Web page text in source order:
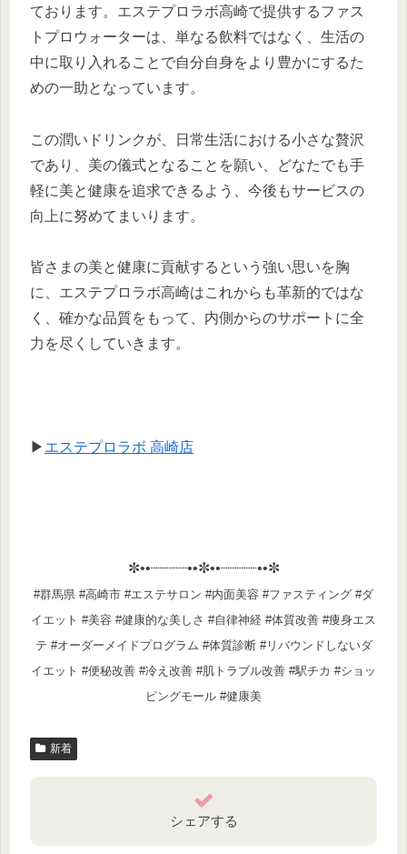
ております。エステプロラボ高崎で提供するファス
トプロウォーターは、単なる飲料ではなく、生活の
中に取り入れることで自分自身をより豊かにするた
めの一助となっています。
この潤いドリンクが、日常生活における小さな贅沢
であり、美の儀式となることを願い、どなたでも手
軽に美と健康を追求できるよう、今後もサービスの
向上に努めてまいります。
皆さまの美と健康に貢献するという強い思いを胸
に、エステプロラボ高崎はこれからも革新的ではな
く、確かな品質をもって、内側からのサポートに全
力を尽くしていきます。
▶ エステプロラボ 高崎店
✼••┈┈┈┈••✼••┈┈┈┈••✼
#群馬県 #高崎市 #エステサロン #内面美容 #ファスティング #ダ
イエット #美容 #健康的な美しさ #自律神経 #体質改善 #痩身エス
テ #オーダーメイドプログラム #体質診断 #リバウンドしないダ
イエット #便秘改善 #冷え改善 #肌トラブル改善 #駅チカ #ショッ
ピングモール #健康美
新着
シェアする